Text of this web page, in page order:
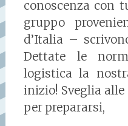
conoscenza con
gruppo
d’Italia –
Dettate le
logistica la
inizio! Sveglia alle
per prepararsi,